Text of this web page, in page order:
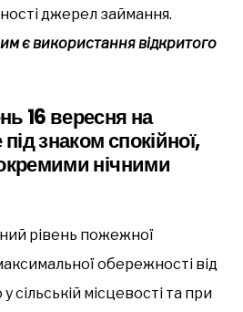
джерел займання.
є використання відкритого
16 вересня на
знаком спокійної,
нічними
рівень пожежної
обережності від
сільській місцевості та при